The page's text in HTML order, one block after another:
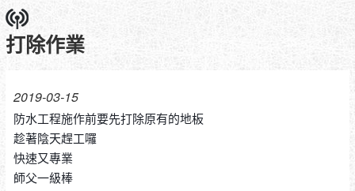
打除作業
2019-03-15
防水工程施作前要先打除原有的地板
趁著陰天趕工囉
快速又專業
師父一級棒